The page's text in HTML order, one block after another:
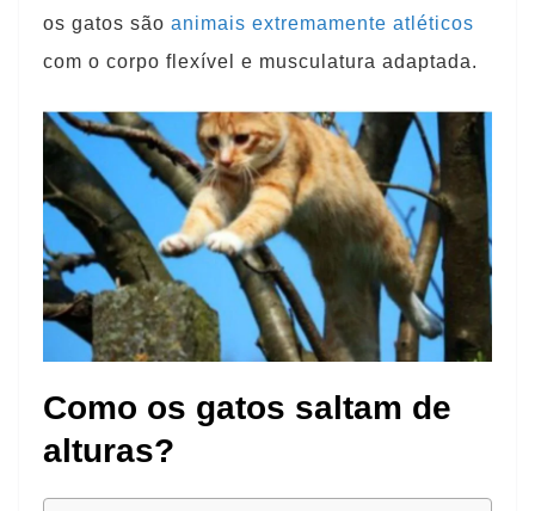
os gatos são animais extremamente atléticos
com o corpo flexível e musculatura adaptada.
Como os gatos saltam de
alturas?